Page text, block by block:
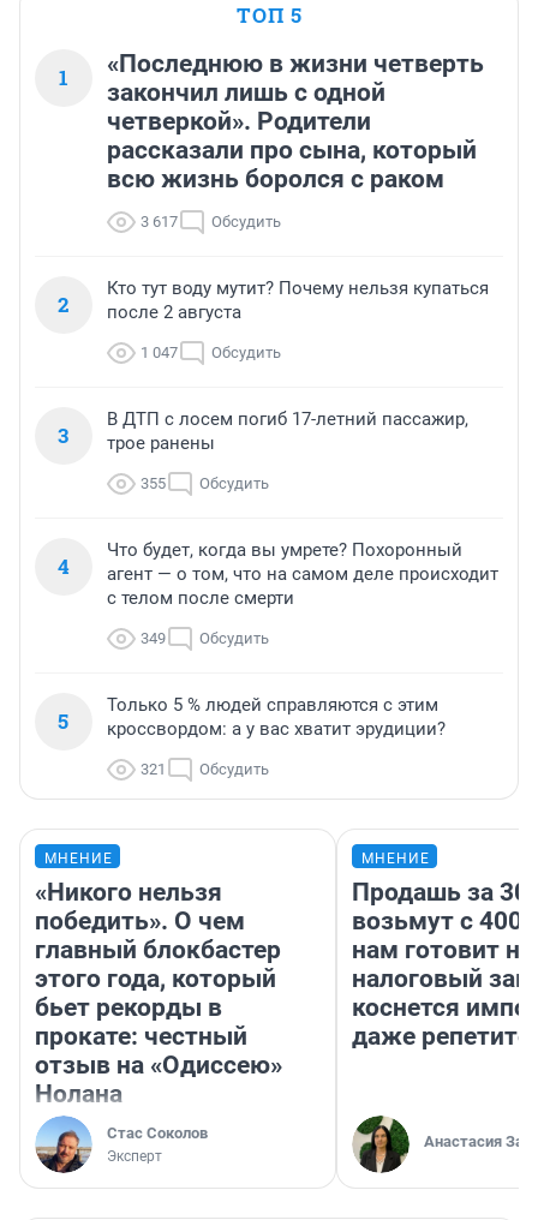
ТОП 5
1
«Последнюю в жизни четверть
закончил лишь с одной
четверкой». Родители
рассказали про сына, который
всю жизнь боролся с раком
3 617 Обсудить
2
Кто тут воду мутит? Почему нельзя купаться
после 2 августа
1 047 Обсудить
3
В ДТП с лосем погиб 17-летний пассажир,
трое ранены
355 Обсудить
4
Что будет, когда вы умрете? Похоронный
агент — о том, что на самом деле происходит
с телом после смерти
349 Обсудить
5
Только 5 % людей справляются с этим
кроссвордом: а у вас хватит эрудиции?
321 Обсудить
МНЕНИЕ
«Никого нельзя
победить». О чем
главный блокбастер
этого года, который
бьет рекорды в
прокате: честный
отзыв на «Одиссею»
Нолана
Стас Соколов
Эксперт
МНЕНИЕ
Продашь за
возьмут с
нам готовит
налоговый
коснется
даже
Анастасия